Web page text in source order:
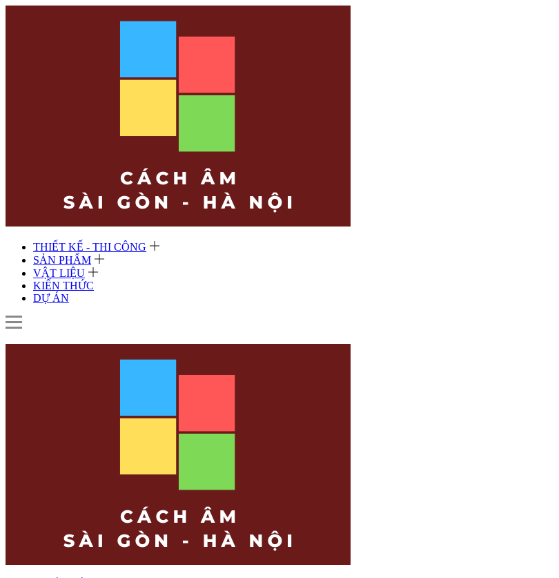
THIẾT KẾ - THI CÔNG
SẢN PHẨM
VẬT LIỆU
KIẾN THỨC
DỰ ÁN